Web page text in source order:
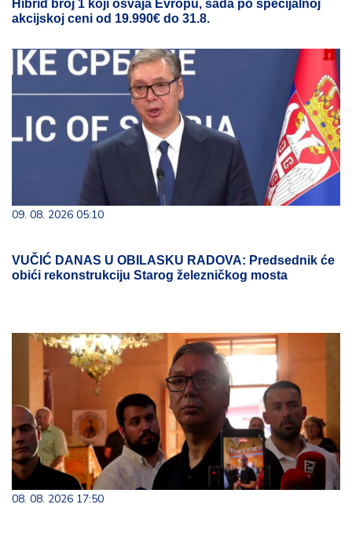
Hibrid broj 1 koji osvaja Evropu, sada po specijalnoj
akcijskoj ceni od 19.990€ do 31.8.
09. 08. 2026 05:10
VUČIĆ DANAS U OBILASKU RADOVA: Predsednik će
obići rekonstrukciju Starog železničkog mosta
08. 08. 2026 17:50